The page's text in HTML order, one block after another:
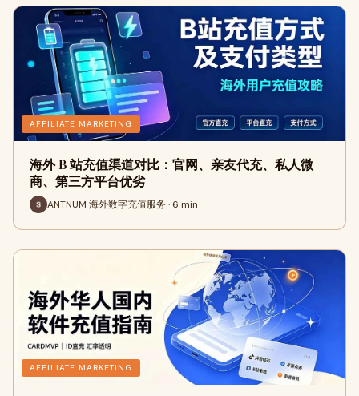
AFFILIATE MARKETING
海外 B 站充值渠道对比：官网、亲友代充、私人微
商、第三方平台优劣
ANTNUM 海外数字充值服务 · 6 min
AFFILIATE MARKETING